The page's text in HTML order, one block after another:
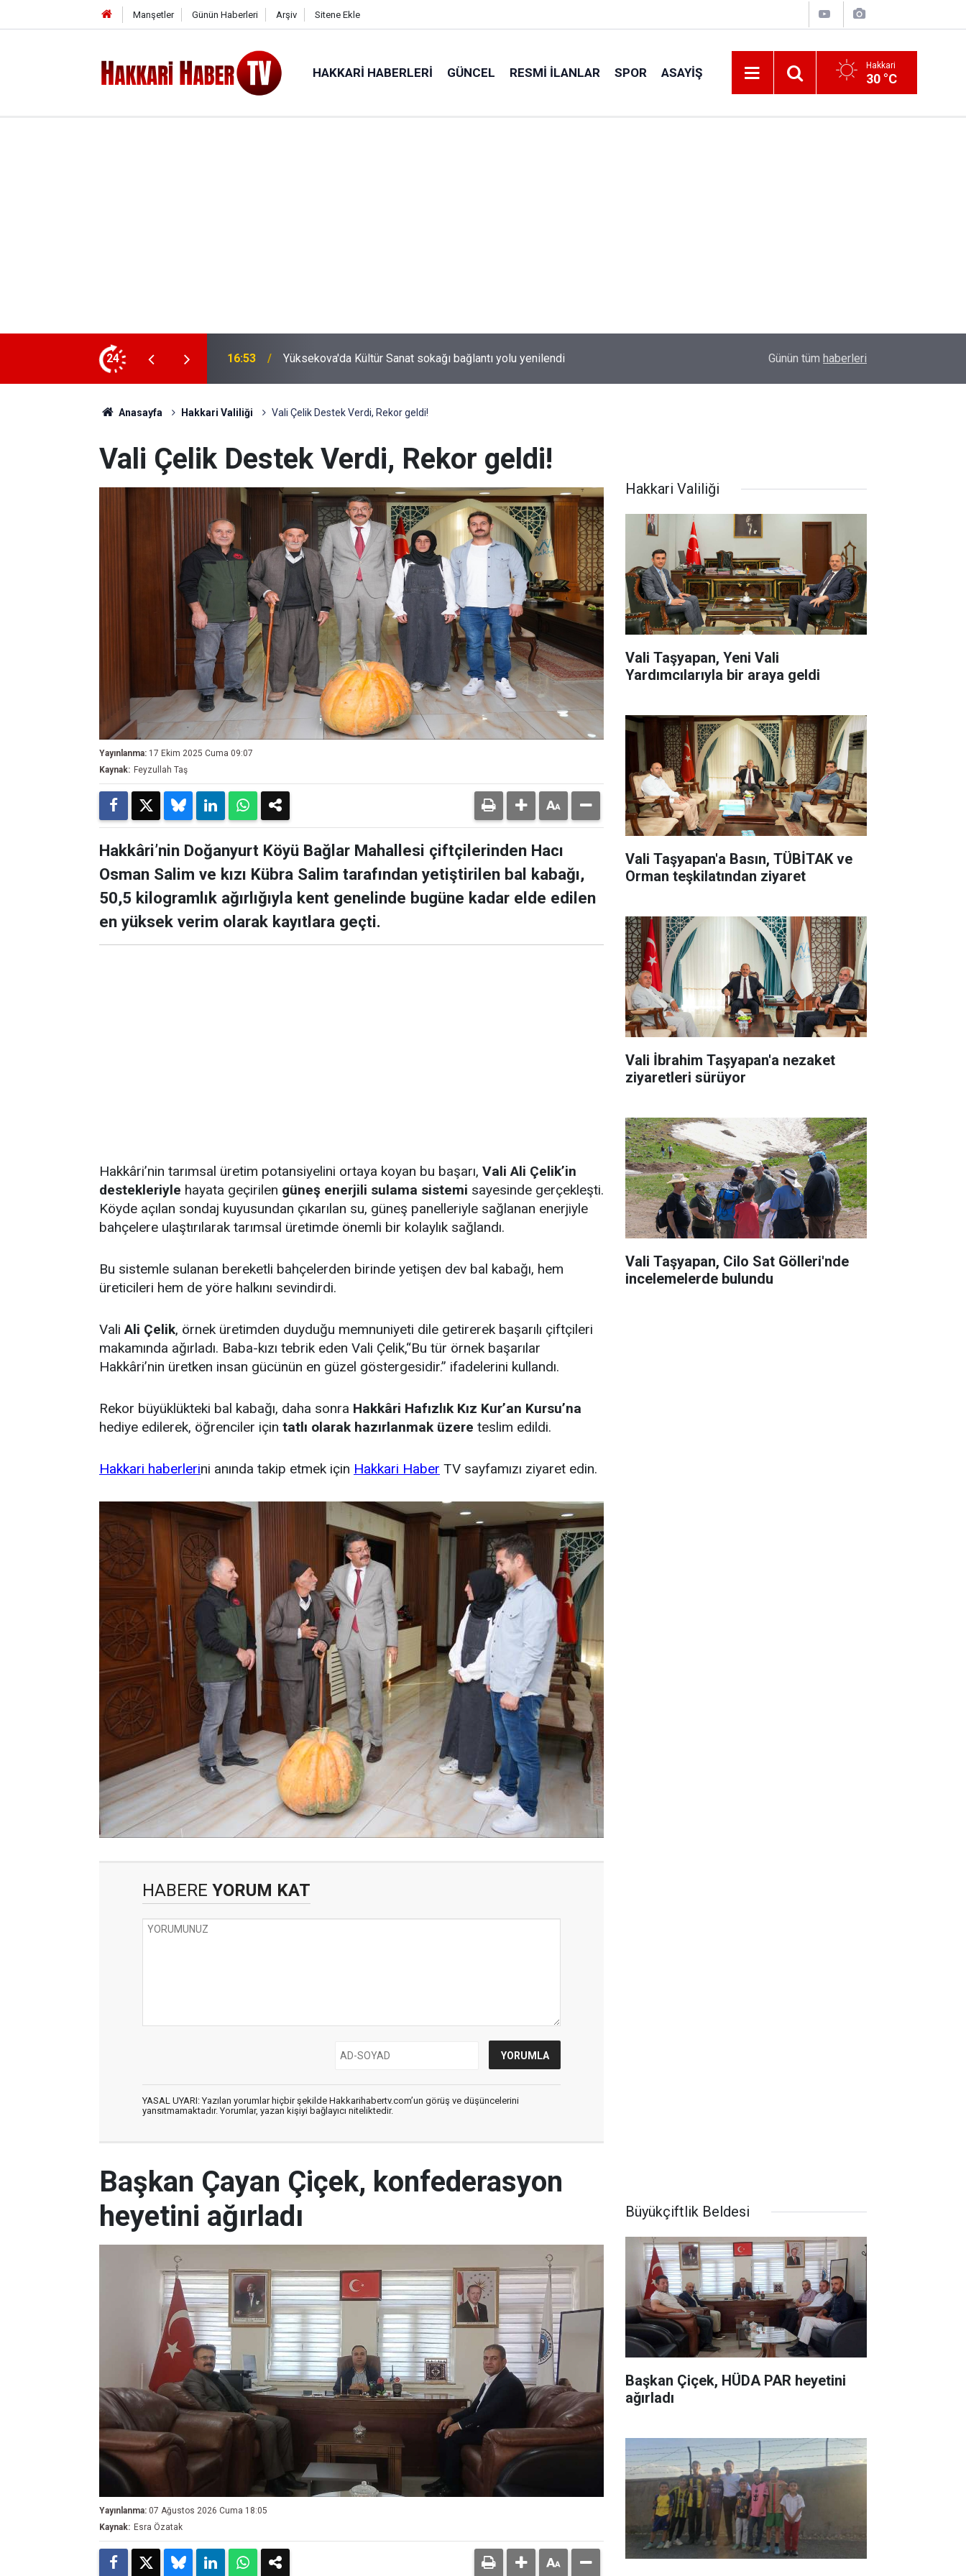
Manşetler Günün Haberleri Arşiv Sitene Ekle
HAKKARI HABERLERI GÜNCEL RESMI İLANLAR SPOR ASAYIŞ Hakkari
30 °C
24
bağlantı yolu yenilendi 16:48 AHBAP'ın Faaliyetleri Durduruldu KGK'dan Adalet Bakanı Gürlek'e yasa taslağı
Günün tüm haberleri
Anasayfa Hakkari Valiliği Vali Çelik Destek Verdi, Rekor geldi!
Vali Çelik Destek Verdi, Rekor geldi!
Yayınlanma: 17 Ekim 2025 Cuma 09:07
Kaynak: Feyzullah Taş
Hakkâri’nin Doğanyurt Köyü Bağlar Mahallesi çiftçilerinden Hacı
Osman Salim ve kızı Kübra Salim tarafından yetiştirilen bal kabağı,
50,5 kilogramlık ağırlığıyla kent genelinde bugüne kadar elde edilen
en yüksek verim olarak kayıtlara geçti.
Hakkâri’nin tarımsal üretim potansiyelini ortaya koyan bu başarı, Vali Ali Çelik’in
destekleriyle hayata geçirilen güneş enerjili sulama sistemi sayesinde gerçekleşti.
Köyde açılan sondaj kuyusundan çıkarılan su, güneş panelleriyle sağlanan enerjiyle
bahçelere ulaştırılarak tarımsal üretimde önemli bir kolaylık sağlandı.
Bu sistemle sulanan bereketli bahçelerden birinde yetişen dev bal kabağı, hem
üreticileri hem de yöre halkını sevindirdi.
ValiAli Çelik, örnek üretimden duyduğu memnuniyeti dile getirerek başarılı çiftçileri
makamında ağırladı. Baba-kızı tebrik eden Vali Çelik,“Bu tür örnek başarılar
Hakkâri’nin üretken insan gücünün en güzel göstergesidir.” ifadelerini kullandı.
Rekor büyüklükteki bal kabağı, daha sonra Hakkâri Hafızlık Kız Kur’an Kursu’na
hediye edilerek, öğrenciler için tatlı olarak hazırlanmak üzere teslim edildi.
Hakkari haberlerini anında takip etmek için Hakkari Haber TV sayfamızı ziyaret edin.
HABERE YORUM KAT
YASAL UYARI: Yazılan yorumlar hiçbir şekilde Hakkarihabertv.com’un görüş ve düşüncelerini
yansıtmamaktadır. Yorumlar, yazan kişiyi bağlayıcı niteliktedir.
Hakkari Valiliği
Vali Taşyapan, Yeni Vali
Yardımcılarıyla bir araya geldi
Vali Taşyapan'a Basın, TÜBİTAK ve
Orman teşkilatından ziyaret
Vali İbrahim Taşyapan'a nezaket
ziyaretleri sürüyor
Vali Taşyapan, Cilo Sat Gölleri'nde
incelemelerde bulundu
Başkan Çayan Çiçek, konfederasyon
heyetini ağırladı
Yayınlanma: 07 Ağustos 2026 Cuma 18:05
Kaynak: Esra Özatak
Büyükçiftlik Beldesi
Başkan Çiçek, HÜDA PAR heyetini
ağırladı